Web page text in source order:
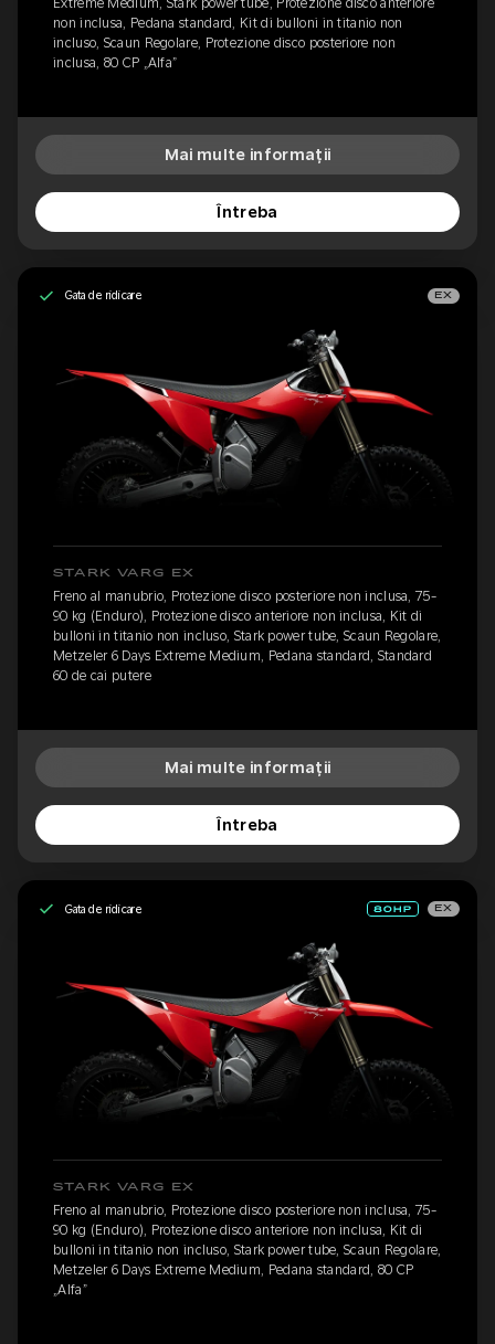
non inclusa, Pedana standard, Kit di bulloni in titanio non
incluso, Scaun Regolare, Protezione disco posteriore non
inclusa, 80 CP „Alfa”
Mai multe informații
Întreba
Gata de ridicare EX
STARK VARG EX
Freno al manubrio, Protezione disco posteriore non inclusa, 75-
90 kg (Enduro), Protezione disco anteriore non inclusa, Kit di
bulloni in titanio non incluso, Stark power tube, Scaun Regolare,
Metzeler 6 Days Extreme Medium, Pedana standard, Standard
60 de cai putere
Mai multe informații
Întreba
Gata de ridicare EX
STARK VARG EX
Freno al manubrio, Protezione disco posteriore non inclusa, 75-
90 kg (Enduro), Protezione disco anteriore non inclusa, Kit di
bulloni in titanio non incluso, Stark power tube, Scaun Regolare,
Metzeler 6 Days Extreme Medium, Pedana standard, 80 CP
„Alfa”